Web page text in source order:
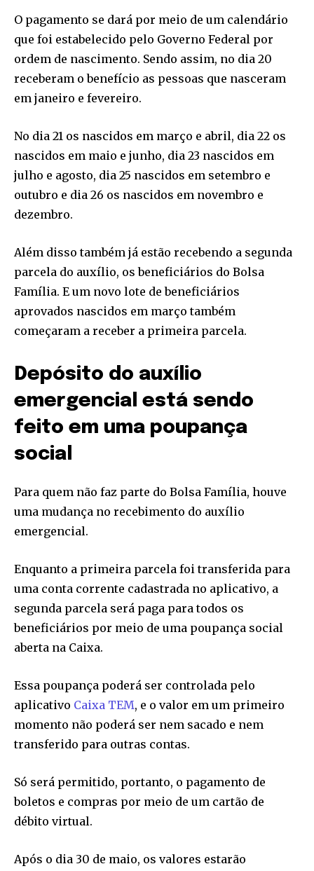
O pagamento se dará por meio de um calendário
que foi estabelecido pelo Governo Federal por
ordem de nascimento. Sendo assim, no dia 20
receberam o benefício as pessoas que nasceram
em janeiro e fevereiro.
No dia 21 os nascidos em março e abril, dia 22 os
nascidos em maio e junho, dia 23 nascidos em
julho e agosto, dia 25 nascidos em setembro e
outubro e dia 26 os nascidos em novembro e
dezembro.
Além disso também já estão recebendo a segunda
parcela do auxílio, os beneficiários do Bolsa
Família. E um novo lote de beneficiários
aprovados nascidos em março também
começaram a receber a primeira parcela.
Depósito do auxílio
emergencial está sendo
feito em uma poupança
social
Para quem não faz parte do Bolsa Família, houve
uma mudança no recebimento do auxílio
emergencial.
Enquanto a primeira parcela foi transferida para
uma conta corrente cadastrada no aplicativo, a
segunda parcela será paga para todos os
beneficiários por meio de uma poupança social
aberta na Caixa.
Essa poupança poderá ser controlada pelo
aplicativo Caixa TEM, e o valor em um primeiro
momento não poderá ser nem sacado e nem
transferido para outras contas.
Só será permitido, portanto, o pagamento de
boletos e compras por meio de um cartão de
débito virtual.
Após o dia 30 de maio, os valores estarão